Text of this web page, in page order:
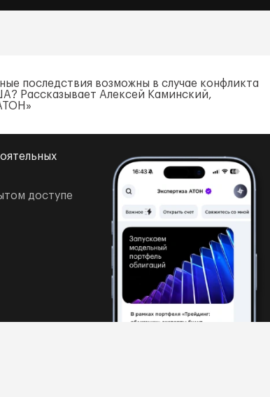
последствия возможны в случае конфликта
Рассказывает Алексей Каминский,
доступе